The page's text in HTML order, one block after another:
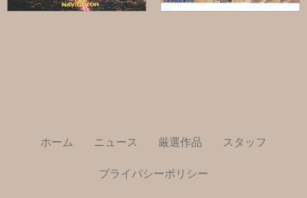
ホーム ニュース 厳選作品 スタッフ
プライバシーポリシー